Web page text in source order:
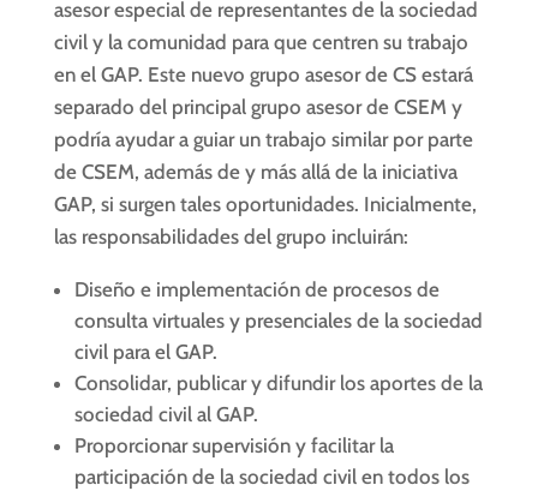
asesor especial de representantes de la sociedad
civil y la comunidad para que centren su trabajo
en el GAP. Este nuevo grupo asesor de CS estará
separado del principal grupo asesor de CSEM y
podría ayudar a guiar un trabajo similar por parte
de CSEM, además de y más allá de la iniciativa
GAP, si surgen tales oportunidades. Inicialmente,
las responsabilidades del grupo incluirán:
Diseño e implementación de procesos de
consulta virtuales y presenciales de la sociedad
civil para el GAP.
Consolidar, publicar y difundir los aportes de la
sociedad civil al GAP.
Proporcionar supervisión y facilitar la
participación de la sociedad civil en todos los